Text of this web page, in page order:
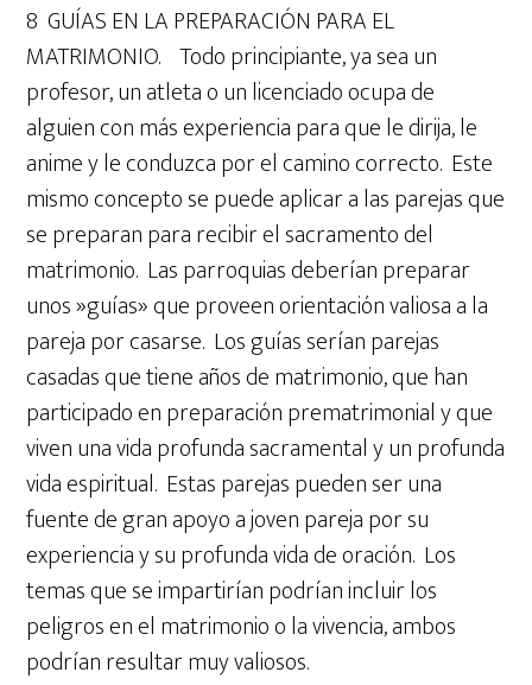
8 GUÍAS EN LA PREPARACIÓN PARA EL
MATRIMONIO. Todo principiante, ya sea un
profesor, un atleta o un licenciado ocupa de
alguien con más experiencia para que le dirija, le
anime y le conduzca por el camino correcto. Este
mismo concepto se puede aplicar a las parejas que
se preparan para recibir el sacramento del
matrimonio. Las parroquias deberían preparar
unos »guías» que proveen orientación valiosa a la
pareja por casarse. Los guías serían parejas
casadas que tiene años de matrimonio, que han
participado en preparación prematrimonial y que
viven una vida profunda sacramental y un profunda
vida espiritual. Estas parejas pueden ser una
fuente de gran apoyo a joven pareja por su
experiencia y su profunda vida de oración. Los
temas que se impartirían podrían incluir los
peligros en el matrimonio o la vivencia, ambos
podrían resultar muy valiosos.